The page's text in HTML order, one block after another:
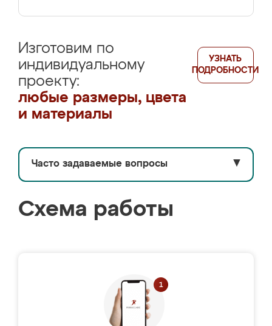
Изготовим по
индивидуальному
проекту:
любые размеры, цвета
и материалы
УЗНАТЬ
ПОДРОБНОСТИ
Часто задаваемые вопросы ▼
Схема работы